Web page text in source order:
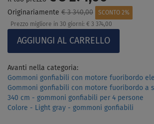
Originariamente € 3 340,00
SCONTO 2%
Prezzo migliore in 30 giorni: € 3 374,00
Avanti nella categoria:
Gommoni gonfiabili con motore fuoribordo
Gommoni gonfiabili con motore fuoribordo a
340 cm - gommoni gonfiabili per 4 persone
Colore - Light gray - gommoni gonfiabili